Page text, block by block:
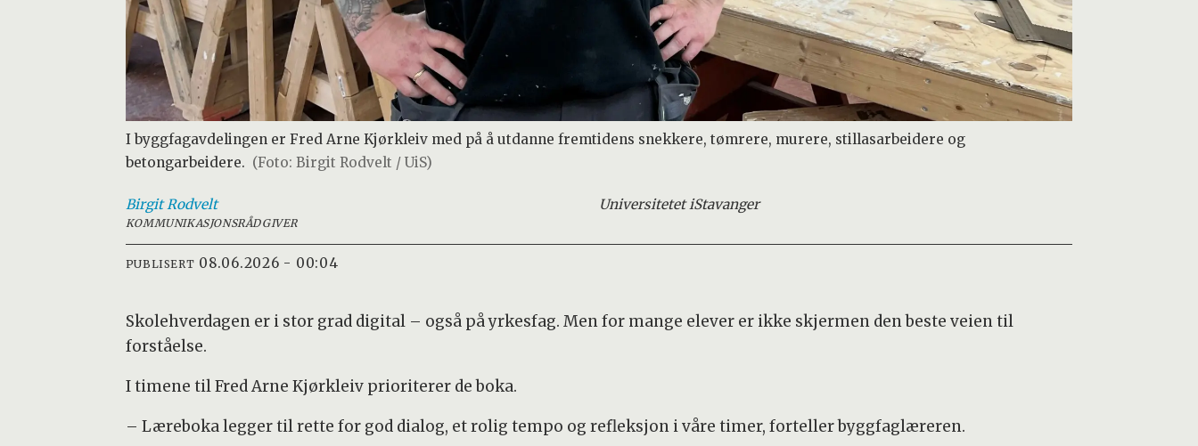
I byggfagavdelingen er Fred Arne Kjørkleiv med på å utdanne fremtidens snekkere, tømrere, murere, stillasarbeidere og
betongarbeidere. (Foto: Birgit Rodvelt / UiS)
Birgit Rodvelt
KOMMUNIKASJONSRÅDGIVER
Universitetet iStavanger
PUBLISERT 08.06.2026 - 00:04
Skolehverdagen er i stor grad digital – også på yrkesfag. Men for mange elever er ikke skjermen den beste veien til
forståelse.
I timene til Fred Arne Kjørkleiv prioriterer de boka.
– Læreboka legger til rette for god dialog, et rolig tempo og refleksjon i våre timer, forteller byggfaglæreren.